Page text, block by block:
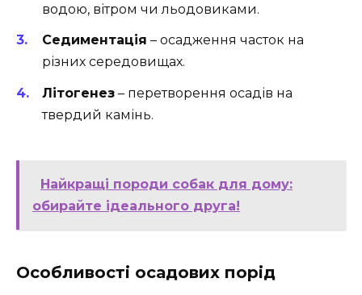
водою, вітром чи льодовиками.
Седиментація – осадження часток на
різних середовищах.
Літогенез – перетворення осадів на
твердий камінь.
Найкращі породи собак для дому:
обирайте ідеального друга!
Особливості осадових порід